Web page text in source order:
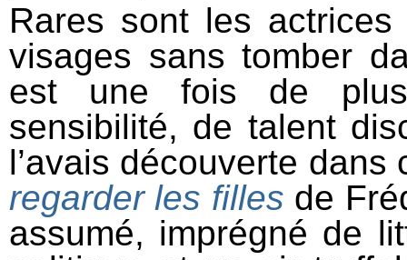
Rares sont les
visages sans tomber
est une fois de
sensibilité, de talent
l’avais découverte
regarder les filles de
assumé, imprégné de